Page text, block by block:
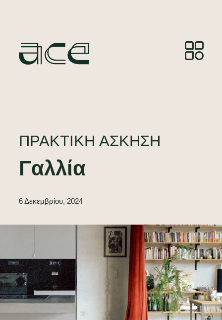
ΠΡΑΚΤΙΚΉ ΆΣΚΗΣΗ
Γαλλία
6 Δεκεμβρίου, 2024